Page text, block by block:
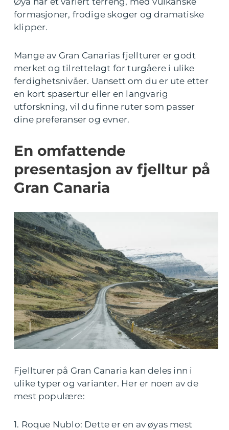
formasjoner, frodige skoger og dramatiske
klipper.
Mange av Gran Canarias fjellturer er godt
merket og tilrettelagt for turgåere i ulike
ferdighetsnivåer. Uansett om du er ute etter
en kort spasertur eller en langvarig
utforskning, vil du finne ruter som passer
dine preferanser og evner.
En omfattende
presentasjon av fjelltur på
Gran Canaria
Fjellturer på Gran Canaria kan deles inn i
ulike typer og varianter. Her er noen av de
mest populære:
1. Roque Nublo: Dette er en av øyas mest